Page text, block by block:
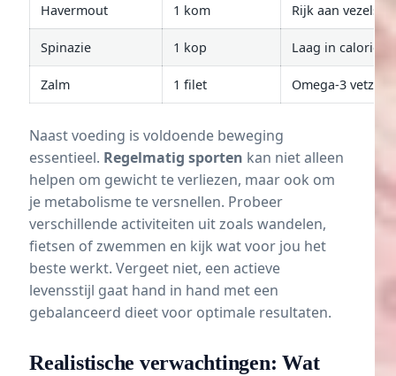
Havermout 1 kom Rijk aan vezels
Spinazie 1 kop Laag in calorieën
Zalm 1 filet Omega-3
Naast voeding is voldoende beweging
essentieel. Regelmatig sporten kan niet alleen
helpen om gewicht te verliezen, maar ook om
je metabolisme te versnellen. Probeer
verschillende activiteiten uit zoals wandelen,
fietsen ofzwemmen en kijk wat voor jou het
beste werkt. Vergeet niet, een actieve
levensstijl gaat hand in hand met een
gebalanceerd dieet voor optimale resultaten.
Realistische verwachtingen: Wat